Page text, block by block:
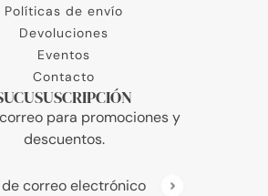
Políticas de envío
Devoluciones
Eventos
Contacto
para promociones y
descuentos.